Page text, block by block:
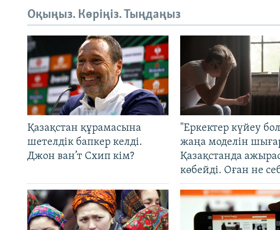
Оқыңыз. Көріңіз. Тыңдаңыз
Қазақстан құрамасына
шетелдік бапкер келді.
Джон ван’т Схип кім?
"Еркектер күйеу
жаңа моделін
Қазақстанда
көбейді. Оған не